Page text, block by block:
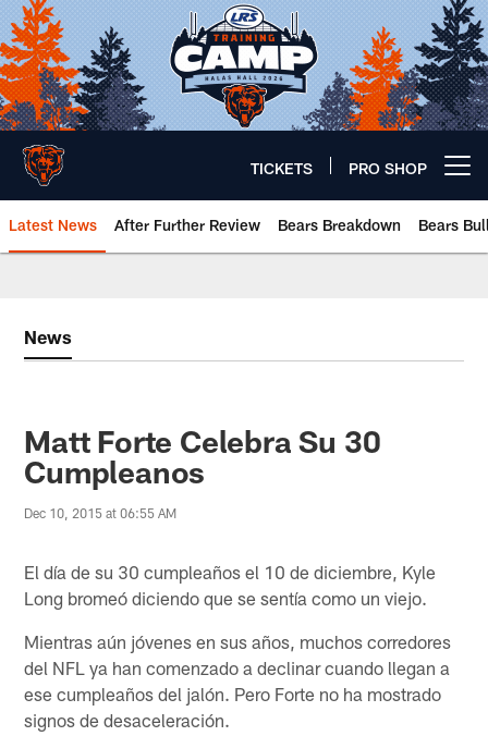
Skip
to
main
content
TICKETS PRO SHOP
Latest News After Further Review Bears Breakdown Bears
News
Matt Forte Celebra Su 30
Cumpleanos
Dec 10, 2015 at 06:55 AM
El día de su 30 cumpleaños el 10 de diciembre, Kyle
Long bromeó diciendo que se sentía como un viejo.
Mientras aún jóvenes en sus años, muchos corredores
del NFL ya han comenzado a declinar cuando llegan a
ese cumpleaños del jalón. Pero Forte no ha mostrado
signos de desaceleración.